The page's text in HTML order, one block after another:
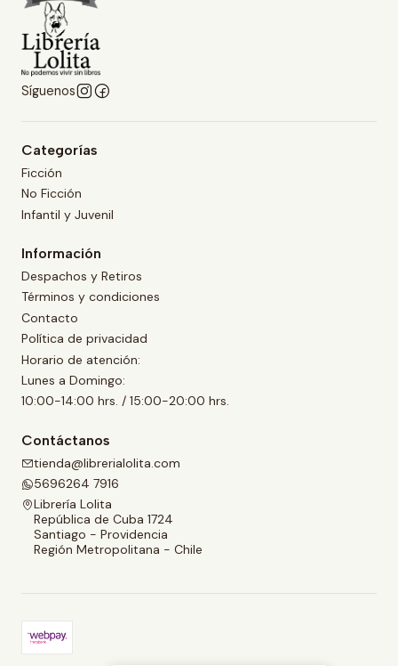
Síguenos
Categorías
Ficción
No Ficción
Infantil y Juvenil
Información
Despachos y Retiros
Términos y condiciones
Contacto
Política de privacidad
Horario de atención:
Lunes a Domingo:
10:00-14:00 hrs. / 15:00-20:00 hrs.
Contáctanos
tienda@librerialolita.com
5696264 7916
Librería Lolita
República de Cuba 1724
Santiago - Providencia
Región Metropolitana - Chile